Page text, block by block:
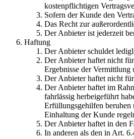
kostenpflichtigen
Sofern der Kunde den
Das Recht zur
Der Anbieter ist jederzeit
Haftung
Der Anbieter schuldet
Der Anbieter haftet nicht
Ergebnisse der
Der Anbieter haftet nicht
Der Anbieter haftet im
fahrlässig herbeigeführt
Erfüllungsgehilfen beruhen
Einhaltung der Kunde
Der Anbieter haftet in den
In anderen als den in Art.